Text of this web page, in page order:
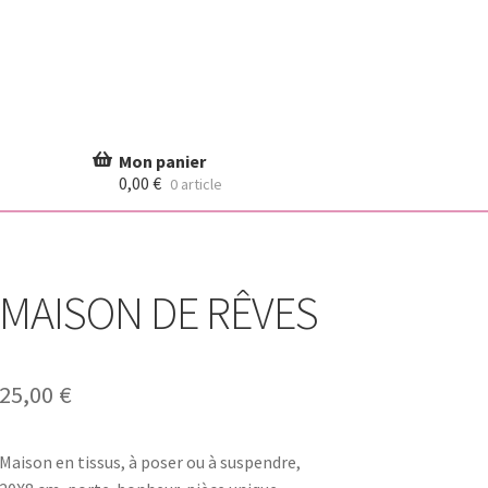
0,00 € 0 article
DE RÊVES
€
en tissus, à poser ou à suspendre,